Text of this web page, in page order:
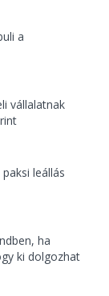
a
vállalatnak
leállás
ha
ki dolgozhat